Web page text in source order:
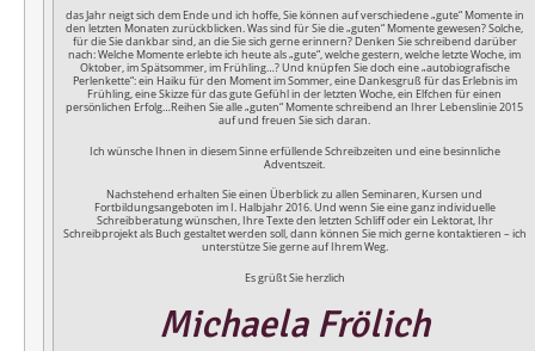
das Jahr neigt sich dem Ende und ich hoffe, Sie können auf verschiedene „gute“ Momente in
den letzten Monaten zurückblicken. Was sind für Sie die „guten“ Momente gewesen? Solche,
für die Sie dankbar sind, an die Sie sich gerne erinnern? Denken Sie schreibend darüber
nach: Welche Momente erlebte ich heute als „gute“, welche gestern, welche letzte Woche, im
Oktober, im Spätsommer, im Frühling…? Und knüpfen Sie doch eine „autobiografische
Perlenkette“: ein Haiku für den Moment im Sommer, eine Dankesgruß für das Erlebnis im
Frühling, eine Skizze für das gute Gefühl in der letzten Woche, ein Elfchen für einen
persönlichen Erfolg…Reihen Sie alle „guten“ Momente schreibend an Ihrer Lebenslinie 2015
auf und freuen Sie sich daran.
Ich wünsche Ihnen in diesem Sinne erfüllende Schreibzeiten und eine besinnliche
Adventszeit.
Nachstehend erhalten Sie einen Überblick zu allen Seminaren, Kursen und
Fortbildungsangeboten im I. Halbjahr 2016. Und wenn Sie eine ganz individuelle
Schreibberatung wünschen, Ihre Texte den letzten Schliff oder ein Lektorat, Ihr
Schreibprojekt als Buch gestaltet werden soll, dann können Sie mich gerne kontaktieren – ich
unterstütze Sie gerne auf Ihrem Weg.
Es grüßt Sie herzlich
Michaela Frölich